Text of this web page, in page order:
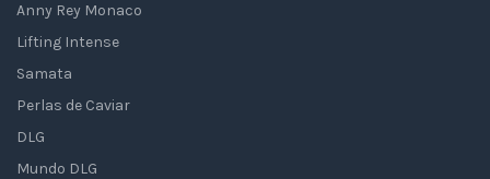
Anny Rey Monaco
Lifting Intense
Samata
Perlas de Caviar
DLG
Mundo DLG